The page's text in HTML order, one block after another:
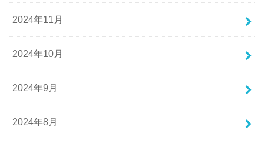
2024年11月
2024年10月
2024年9月
2024年8月